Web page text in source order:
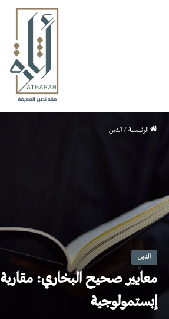
الرئيسية / الدين
الدين
معايير صحيح البخاري: مقاربة
إبستمولوجية